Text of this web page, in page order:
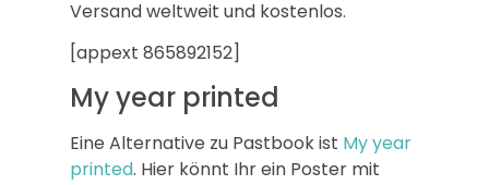
Versand weltweit und kostenlos.
[appext 865892152]
My year printed
Eine Alternative zu Pastbook ist My year
printed. Hier könnt Ihr ein Poster mit